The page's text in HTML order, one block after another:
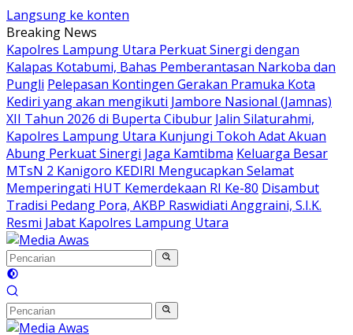
Langsung ke konten
Breaking News
Kapolres Lampung Utara Perkuat Sinergi dengan
Kalapas Kotabumi, Bahas Pemberantasan Narkoba dan
Pungli Pelepasan Kontingen Gerakan Pramuka Kota
Kediri yang akan mengikuti Jambore Nasional (Jamnas)
XII Tahun 2026 di Buperta Cibubur Jalin Silaturahmi,
Kapolres Lampung Utara Kunjungi Tokoh Adat Akuan
Abung Perkuat Sinergi Jaga Kamtibma Keluarga Besar
MTsN 2 Kanigoro KEDIRI Mengucapkan Selamat
Memperingati HUT Kemerdekaan RI Ke-80 Disambut
Tradisi Pedang Pora, AKBP Raswidiati Anggraini, S.I.K.
Resmi Jabat Kapolres Lampung Utara